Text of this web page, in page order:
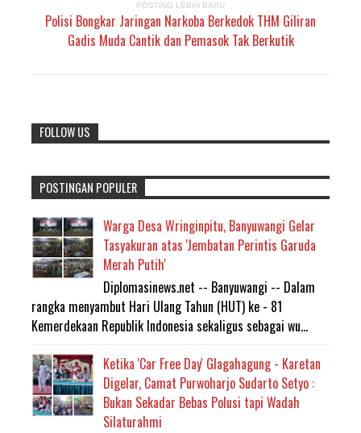
POSTING LEBIH BARU
Polisi Bongkar Jaringan Narkoba Berkedok THM Giliran
Gadis Muda Cantik dan Pemasok Tak Berkutik
FOLLOW US
POSTINGAN POPULER
Warga Desa Wringinpitu, Banyuwangi Gelar
Tasyakuran atas 'Jembatan Perintis Garuda
Merah Putih'
Diplomasinews.net -- Banyuwangi -- Dalam
rangka menyambut Hari Ulang Tahun (HUT) ke - 81
Kemerdekaan Republik Indonesia sekaligus sebagai wu...
Ketika 'Car Free Day' Glagahagung - Karetan
Digelar, Camat Purwoharjo Sudarto Setyo :
Bukan Sekadar Bebas Polusi tapi Wadah
Silaturahmi